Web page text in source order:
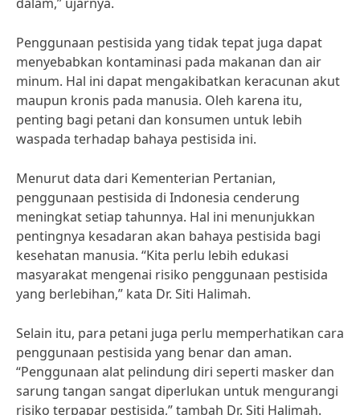
Penggunaan pestisida yang tidak tepat juga dapat
menyebabkan kontaminasi pada makanan dan air
minum. Hal ini dapat mengakibatkan keracunan akut
maupun kronis pada manusia. Oleh karena itu,
penting bagi petani dan konsumen untuk lebih
waspada terhadap bahaya pestisida ini.
Menurut data dari Kementerian Pertanian,
penggunaan pestisida di Indonesia cenderung
meningkat setiap tahunnya. Hal ini menunjukkan
pentingnya kesadaran akan bahaya pestisida bagi
kesehatan manusia. “Kita perlu lebih edukasi
masyarakat mengenai risiko penggunaan pestisida
yang berlebihan,” kata Dr. Siti Halimah.
Selain itu, para petani juga perlu memperhatikan cara
penggunaan pestisida yang benar dan aman.
“Penggunaan alat pelindung diri seperti masker dan
sarung tangan sangat diperlukan untuk mengurangi
risiko terpapar pestisida,” tambah Dr. Siti Halimah.